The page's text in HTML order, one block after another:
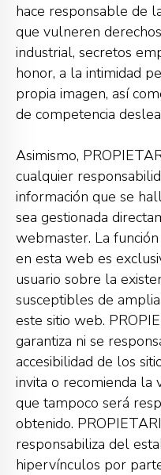
hace responsable de
que vulneren
industrial, secretos
honor, a la intimidad
propia imagen, así
de competencia
Asimismo,
cualquier
información que se
sea gestionada
webmaster. La
en esta web es
usuario sobre la
susceptibles de
este sitio web.
garantiza ni se
accesibilidad de los
invita o recomienda la
que tampoco será
obtenido.
responsabiliza del
hipervínculos por